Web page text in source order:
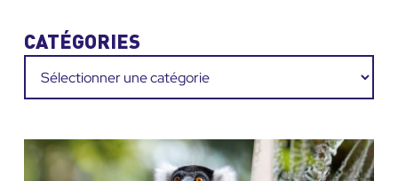
CATÉGORIES
Catégories